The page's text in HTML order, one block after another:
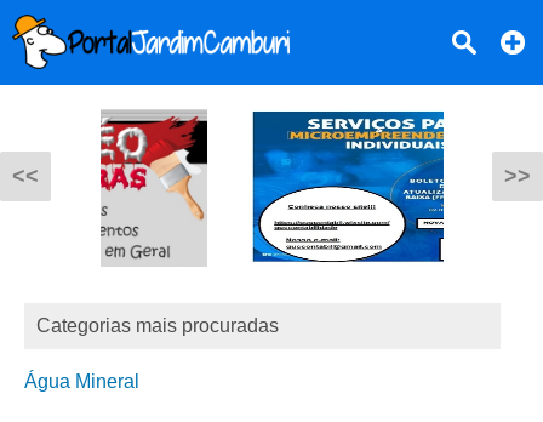
<< >>
Categorias mais procuradas
Água Mineral